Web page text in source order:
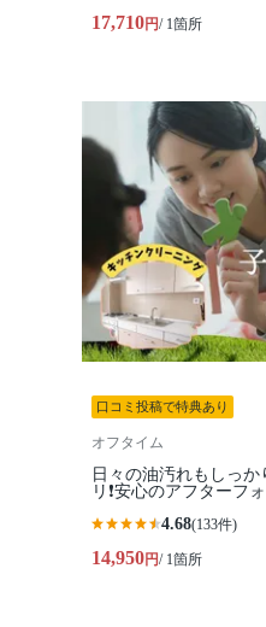
17,710円/ 1箇所
口コミ投稿で特典あり
オフタイム
日々の油汚れもしっか
リ❗️安心のアフターフォ
4.68(133件)
14,950円/ 1箇所